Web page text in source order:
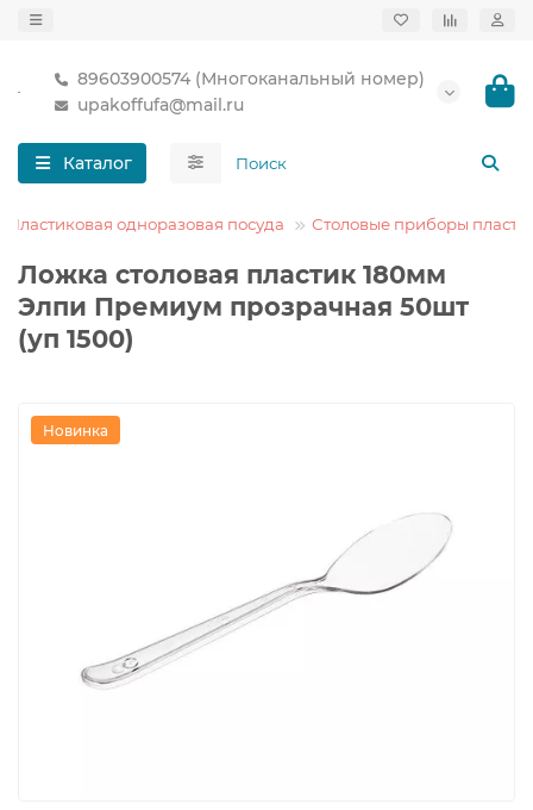
89603900574 (Многоканальный номер)
upakoffufa@mail.ru
Каталог
Пластиковая одноразовая посуда Столовые приборы
Ложка столовая пластик 180мм
Элпи Премиум прозрачная 50шт
(уп 1500)
Новинка